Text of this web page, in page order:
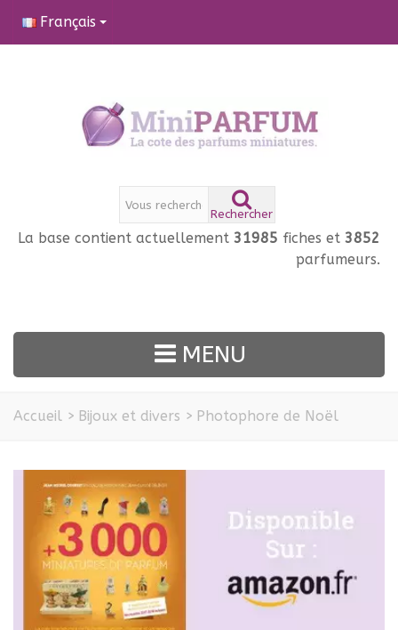
Français
Rechercher
La base contient actuellement 31985 fiches et 3852
parfumeurs.
MENU
Accueil > Bijoux et divers > Photophore de Noël